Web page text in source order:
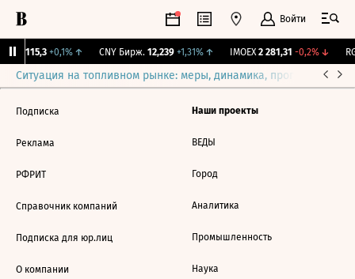
Войти
115,3 +0,1%↑ CNY Бирж. 12,239 +1,31%↑ IMOEX 2 281,31 -0,2%↓
Ситуация на топливном рынке: меры, динамика, прогнозы
Подписка
Реклама
РФРИТ
Справочник компаний
Подписка для юр.лиц
О компании
Наши проекты
ВЕДЫ
Город
Аналитика
Промышленность
Наука